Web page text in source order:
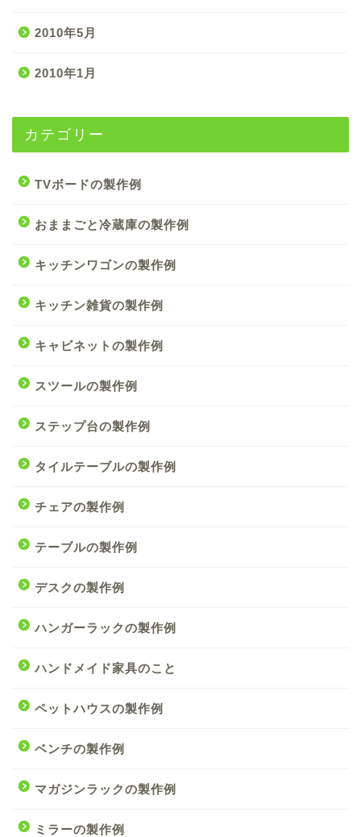
2010年5月
2010年1月
カテゴリー
TVボードの製作例
おままごと冷蔵庫の製作例
キッチンワゴンの製作例
キッチン雑貨の製作例
キャビネットの製作例
スツールの製作例
ステップ台の製作例
タイルテーブルの製作例
チェアの製作例
テーブルの製作例
デスクの製作例
ハンガーラックの製作例
ハンドメイド家具のこと
ペットハウスの製作例
ベンチの製作例
マガジンラックの製作例
ミラーの製作例